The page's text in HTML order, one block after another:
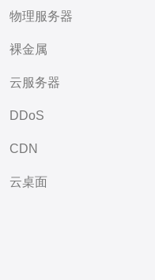
物理服务器
裸金属
云服务器
DDoS
CDN
云桌面